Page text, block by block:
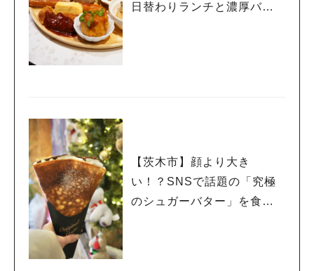
日替わりランチと濃厚バス
【茨木市】顔より大き
い！？SNSで話題の「究極
のシュガーバター」を食べ